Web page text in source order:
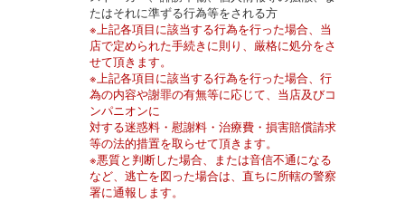
たはそれに準ずる行為等をされる方
※上記各項目に該当する行為を行った場合、当
店で定められた手続きに則り、厳格に処分をさ
せて頂きます。
※上記各項目に該当する行為を行った場合、行
為の内容や謝罪の有無等に応じて、当店及びコ
ンパニオンに
対する迷惑料・慰謝料・治療費・損害賠償請求
等の法的措置を取らせて頂きます。
※悪質と判断した場合、または音信不通になる
など、逃亡を図った場合は、直ちに所轄の警察
署に通報します。